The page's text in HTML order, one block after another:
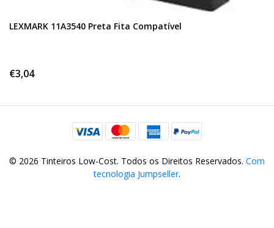
LEXMARK 11A3540 Preta Fita Compatível
€3,04
© 2026 Tinteiros Low-Cost. Todos os Direitos Reservados. Com
tecnologia Jumpseller.